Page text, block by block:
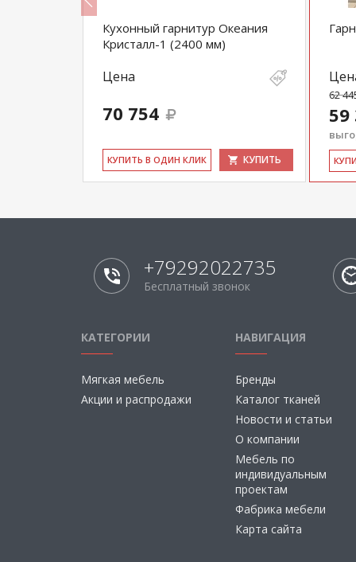
Кухонный гарнитур Океания
Кристалл-1 (2400 мм)
Цена
70 754
КУ­ПИТЬ В ОДИН КЛИК КУПИТЬ
62
59
+79292022735
Бесплатный звонок
КАТЕГОРИИ
Мягкая мебель
Акции и распродажи
НАВИГАЦИЯ
Бренды
Каталог тканей
Новости и статьи
О компании
Мебель по
индивидуальным
проектам
Фабрика мебели
Карта сайта